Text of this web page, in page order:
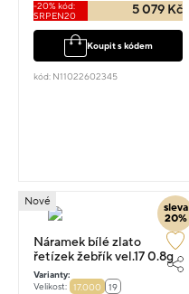
-20% kód:
SRPEN20
5 079 Kč
Koupit s kódem
kód: N11022602345
sleva
20%
Nové
Náramek bílé zlato
řetízek žebřík vel.17 0.8g
Varianty:
Velikost:
17.000 19